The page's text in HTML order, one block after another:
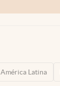
América Latina